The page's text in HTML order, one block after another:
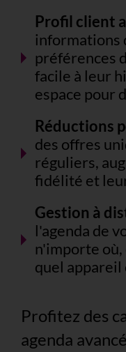
Profil client
informations
préférences
facile à leur
espace pour
Réductions
des offres
réguliers,
fidélité et
Gestion à
l'agenda de
n'importe
quel
Profitez des
agenda